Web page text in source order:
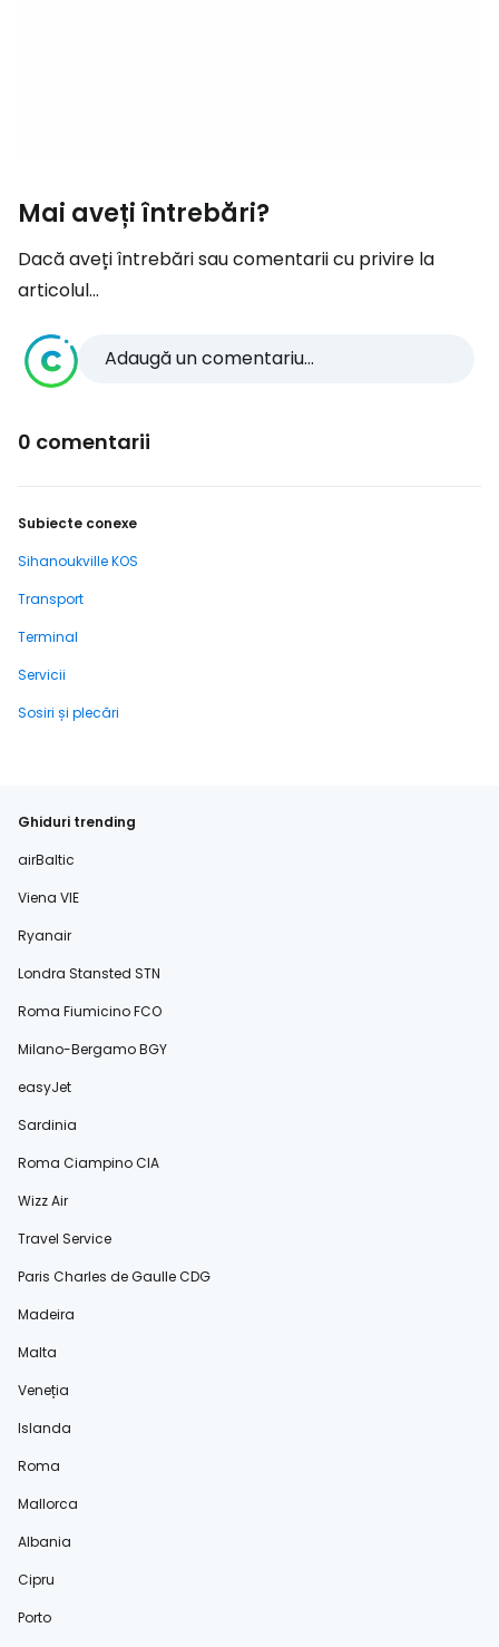
Mai aveți întrebări?
Dacă aveți întrebări sau comentarii cu privire la
articolul...
Adaugă un comentariu...
0 comentarii
Subiecte conexe
Sihanoukville KOS
Transport
Terminal
Servicii
Sosiri și plecări
Ghiduri trending
airBaltic
Viena VIE
Ryanair
Londra Stansted STN
Roma Fiumicino FCO
Milano-Bergamo BGY
easyJet
Sardinia
Roma Ciampino CIA
Wizz Air
Travel Service
Paris Charles de Gaulle CDG
Madeira
Malta
Veneția
Islanda
Roma
Mallorca
Albania
Cipru
Porto